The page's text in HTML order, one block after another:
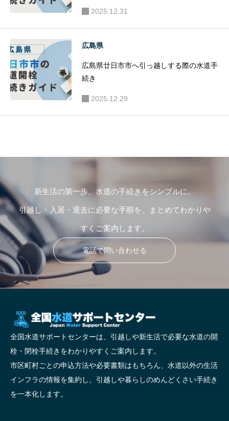
2025.12.31
広島県
広島県廿日市市へ引っ越しする際の水道手
続き
2025.12.29
新生活の第一歩、水道の手続きをシンプルに。
引越し・入居・退去に必要な手順を、まとめてわかりや
すくご案内します。
電話で問い合わせる
全国水道サポートセンターは、引越しや新生活で必要な水道の開
栓・閉栓手続きをわかりやすくご案内します。
市区町村ごとの申込方法や必要書類はもちろん、水道以外の生活
インフラの情報を集約し、引越しや暮らしのめんどくさい手続き
を一本化します。